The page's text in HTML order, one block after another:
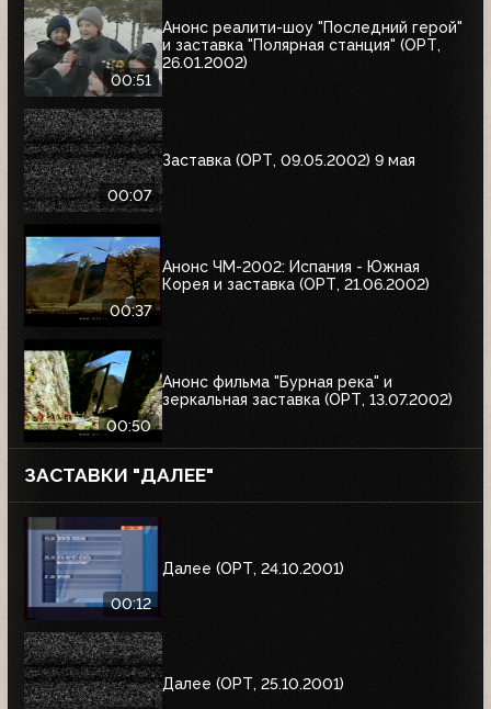
00:51
Анонс реалити-шоу "Последний герой"
и заставка "Полярная станция" (ОРТ,
26.01.2002)
00:07
Заставка (ОРТ, 09.05.2002) 9 мая
00:37
Анонс ЧМ-2002: Испания - Южная
Корея и заставка (ОРТ, 21.06.2002)
00:50
Анонс фильма "Бурная река" и
зеркальная заставка (ОРТ, 13.07.2002)
ЗАСТАВКИ "ДАЛЕЕ"
00:12
Далее (ОРТ, 24.10.2001)
Далее (ОРТ, 25.10.2001)